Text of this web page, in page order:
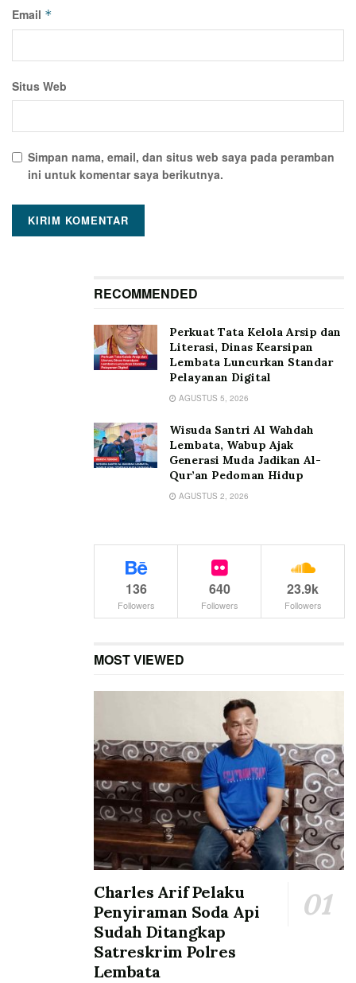
Email *
Situs Web
Simpan nama, email, dan situs web saya pada peramban
ini untuk komentar saya berikutnya.
RECOMMENDED
Perkuat Tata Kelola Arsip dan
Literasi, Dinas Kearsipan
Lembata Luncurkan Standar
Pelayanan Digital
AGUSTUS 5, 2026
Wisuda Santri Al Wahdah
Lembata, Wabup Ajak
Generasi Muda Jadikan Al-
Qur’an Pedoman Hidup
AGUSTUS 2, 2026
136
Followers
640
Followers
23.9k
Followers
MOST VIEWED
Charles Arif Pelaku
Penyiraman Soda Api
Sudah Ditangkap
Satreskrim Polres
Lembata